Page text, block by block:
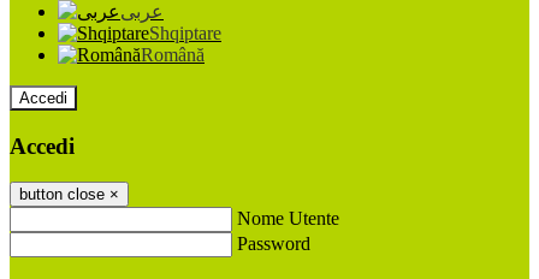
عربى
Shqiptare
Română
Accedi
Accedi
button close ×
Nome Utente
Password